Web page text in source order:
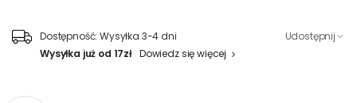
Dostępność: Wysyłka 3-4 dni
Wysyłka już od 17zł Dowiedz się więcej
Udostępnij